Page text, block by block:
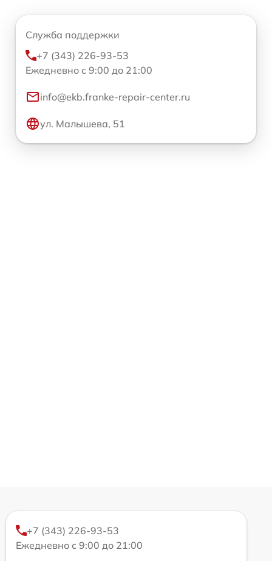
Служба поддержки
+7 (343) 226-93-53
Ежедневно с 9:00 до 21:00
info@ekb.franke-repair-center.ru
ул. Малышева, 51
+7 (343) 226-93-53
Ежедневно с 9:00 до 21:00